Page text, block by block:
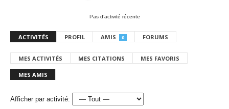
Pas d’activité récente
ACTIVITÉS PROFIL AMIS 0 FORUMS
MES ACTIVITÉS MES CITATIONS MES FAVORIS
MES AMIS
Afficher par activité: